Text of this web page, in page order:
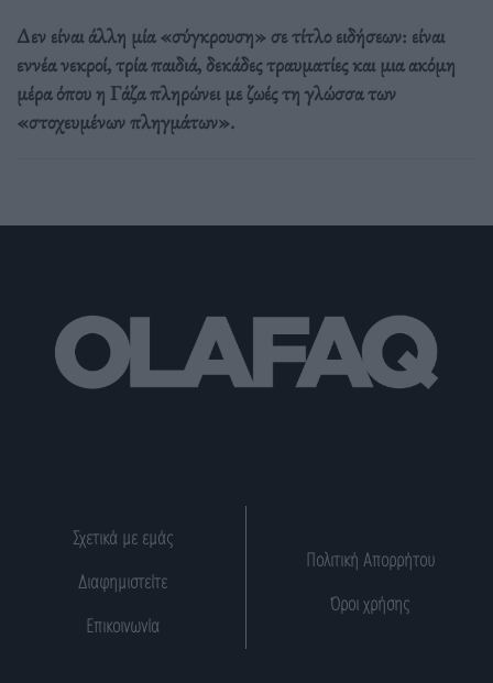
Δεν είναι άλλη μία «σύγκρουση» σε τίτλο ειδήσεων: είναι
εννέα νεκροί, τρία παιδιά, δεκάδες τραυματίες και μια ακόμη
μέρα όπου η Γάζα πληρώνει με ζωές τη γλώσσα των
«στοχευμένων πληγμάτων».
Σχετικά με εμάς
Διαφημιστείτε
Επικοινωνία
Πολιτική Απορρήτου
Όροι χρήσης